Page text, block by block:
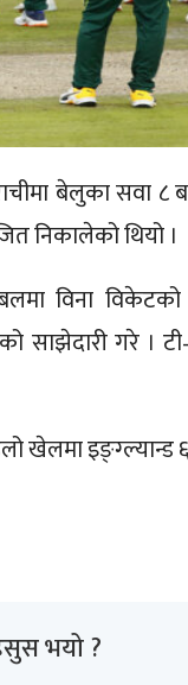
बेलुका सवा
निकालेको थियो ।
विना विकेटको
साझेदारी गरे ।
खेलमा इङ्ग्ल्यान्ड
भयो ?